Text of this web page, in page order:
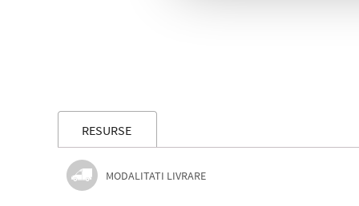
RESURSE
MODALITATI LIVRARE